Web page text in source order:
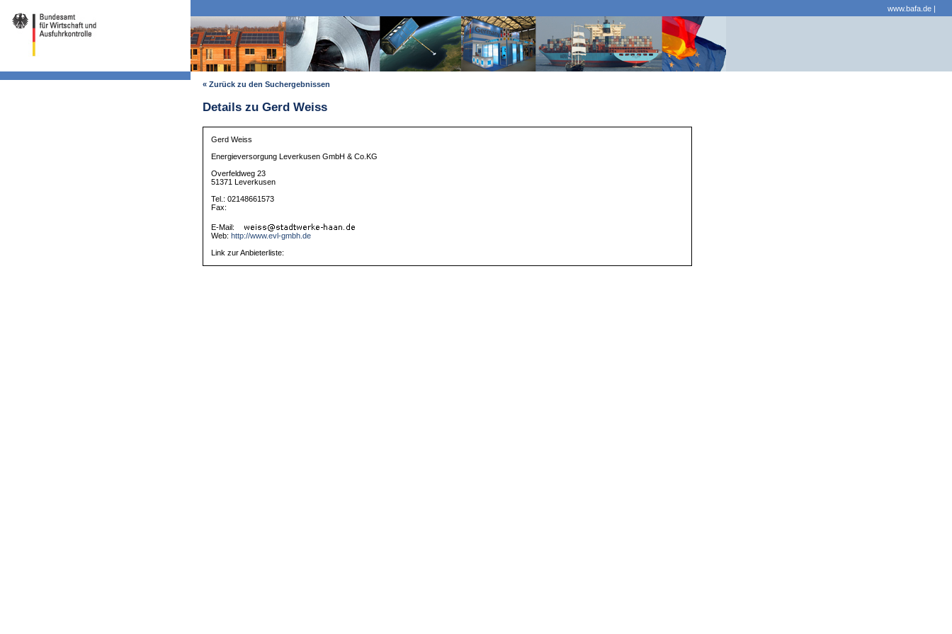
www.bafa.de |
« Zurück zu den Suchergebnissen
Details zu Gerd Weiss
Gerd Weiss
Energieversorgung Leverkusen GmbH & Co.KG
Overfeldweg 23
51371 Leverkusen
Tel.: 02148661573
Fax:
E-Mail:
Web: http://www.evl-gmbh.de
Link zur Anbieterliste: